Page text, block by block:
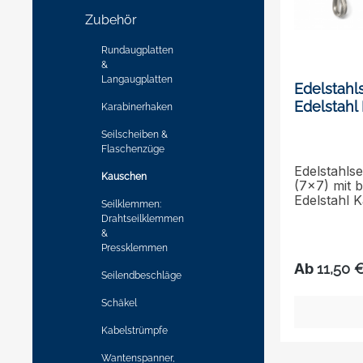
Zubehör
Rundaugplatten
&
Langaugplatten
Karabinerhaken
Seilscheiben &
Flaschenzüge
Kauschen
Seilklemmen:
Drahtseilklemmen
&
Pressklemmen
Seilendbeschläge
Schäkel
Kabelstrümpfe
Wantenspanner,
Edelstahl
(7x7) mit
Edelstahl
(7x7 = 49)
auch eine
Ab11,50